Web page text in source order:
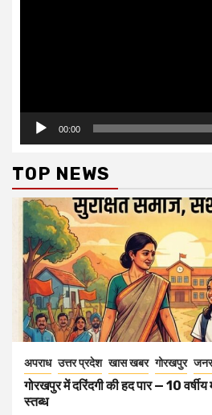
00:00
TOP NEWS
अपराध उत्तर प्रदेश खास खबर गोरखपुर
गोरखपुर में दरिंदगी की हद पार — 10
स्तब्ध